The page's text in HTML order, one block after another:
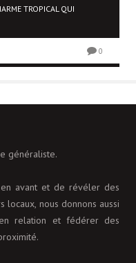
TROPICAL QUI
0
généraliste.
avant et de révéler des
locaux, nous donnons aussi
relation et fédérer des